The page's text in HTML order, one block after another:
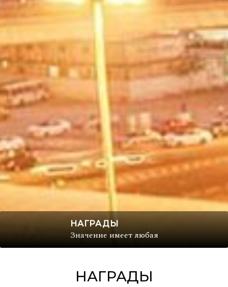
НАГРАДЫ
Значение имеет любая
НАГРАДЫ